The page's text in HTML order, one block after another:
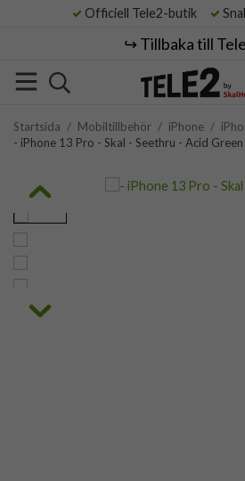
Officiell Tele2-butik
↪️ Tillbaka till
Startsida / Mobiltillbehör / iPhone /
- iPhone 13 Pro - Skal - Seethru - Acid Green